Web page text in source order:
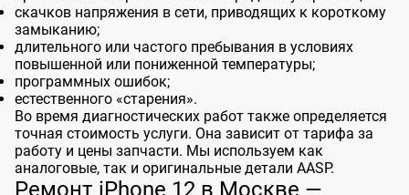
скачков напряжения в сети, приводящих к короткому
замыканию;
длительного или частого пребывания в условиях
повышенной или пониженной температуры;
программных ошибок;
естественного «старения».
Во время диагностических работ также определяется
точная стоимость услуги. Она зависит от тарифа за
работу и цены запчасти. Мы используем как
аналоговые, так и оригинальные детали AASP.
Ремонт iPhone 12 в Москве —